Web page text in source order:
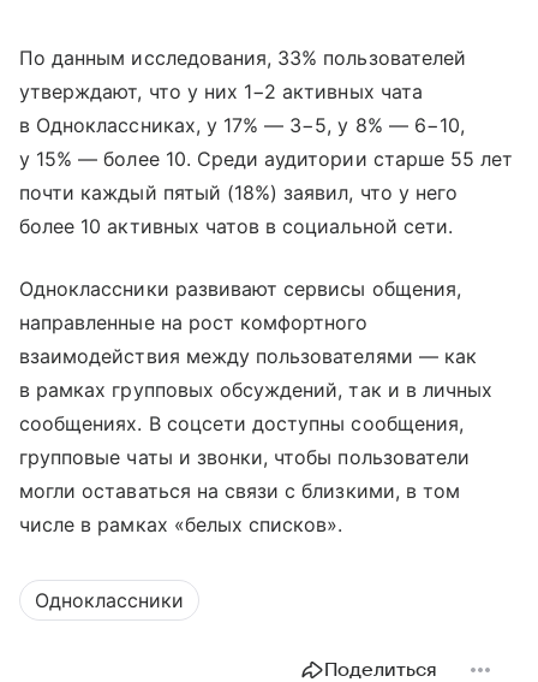
По данным исследования, 33% пользователей
утверждают, что у них 1−2 активных чата
в Одноклассниках, у 17% — 3−5, у 8% — 6−10,
у 15% — более 10. Среди аудитории старше 55 лет
почти каждый пятый (18%) заявил, что у него
более 10 активных чатов в социальной сети.
Одноклассники развивают сервисы общения,
направленные на рост комфортного
взаимодействия между пользователями — как
в рамках групповых обсуждений, так и в личных
сообщениях. В соцсети доступны сообщения,
групповые чаты и звонки, чтобы пользователи
могли оставаться на связи с близкими, в том
числе в рамках «белых списков».
Одноклассники
Поделиться